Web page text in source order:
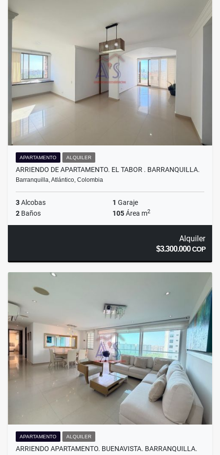
APARTAMENTO ALQUILER
ARRIENDO DE APARTAMENTO. EL TABOR . BARRANQUILLA.
Barranquilla, Atlántico, Colombia
3Alcobas 1 Garaje
2 Baños 105Área m2
Alquiler
$3.300.000COP
APARTAMENTO ALQUILER
ARRIENDO APARTAMENTO. BUENAVISTA. BARRANQUILLA.